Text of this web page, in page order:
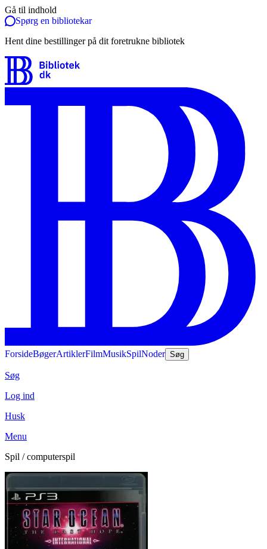
Gå til indhold
Spørg en bibliotekar
Hent dine bestillinger på dit foretrukne bibliotek
ForsideBøgerArtiklerFilmMusikSpilNoder Søg
Søg
Log ind
Husk
Menu
Spil / computerspil